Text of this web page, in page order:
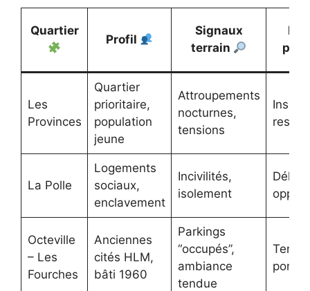
Quartier
Profil
Signaux
terrain
Les
Provinces
Quartier
prioritaire,
population
jeune
Attroupements
nocturnes,
tensions
La Polle
Logements
sociaux,
enclavement
Incivilités,
isolement
Octeville
– Les
Fourches
Anciennes
cités HLM,
bâti 1960
Parkings
“occupés”,
ambiance
tendue